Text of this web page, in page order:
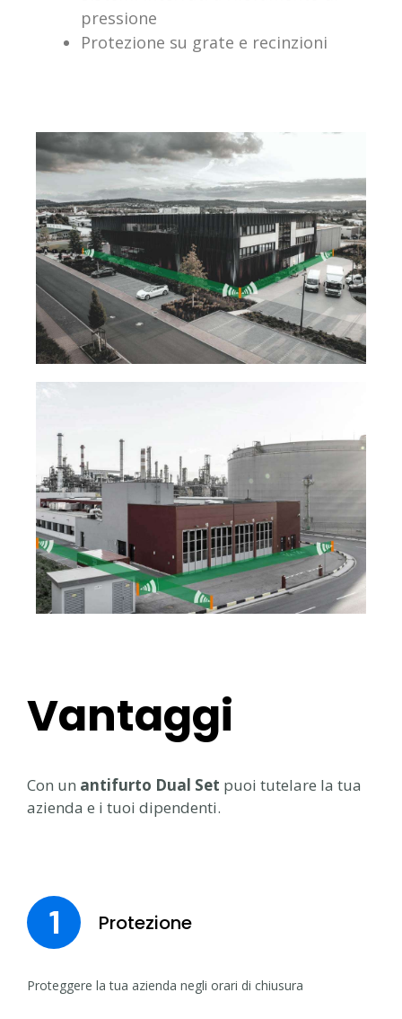
pressione
Protezione su grate e recinzioni
Vantaggi
Con un antifurto Dual Set puoi tutelare la tua
azienda e i tuoi dipendenti.
1 Protezione
Proteggere la tua azienda negli orari di chiusura